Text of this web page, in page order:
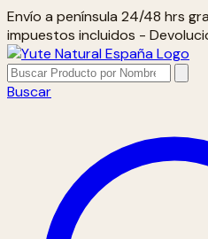
Envío a península 24/48 hrs
impuestos incluidos -
Buscar